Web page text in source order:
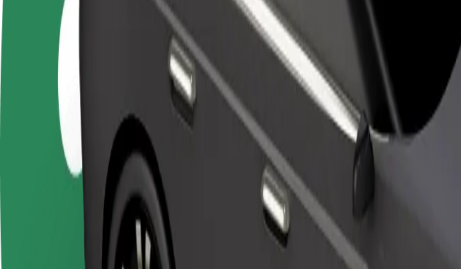
Kā nokļūt no: Terminal 2 Prague Vaclav Havel Airport uz: Smíchovské nádraží
Tev no: Terminal 2 Prague Vaclav Havel Airport jānokļūst uz: Smíchovské nádraží? Uzzini, kuri pakalpojumi pieejami Tavā pilsētā un izvēlies
Lejupielādēt lietotni
Terminal 2 Prague Vaclav Havel Airport
Ērtība un komforts ir tikai dažu pieskārienu attālumā!
Uzticami braucieni ikdienas vidēja izmēra auto
Aptuvenais brauciena ilgums